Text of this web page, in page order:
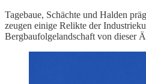
Tagebaue, Schächte und Halden
zeugen einige Relikte der
Bergbaufolgelandschaft von dieser